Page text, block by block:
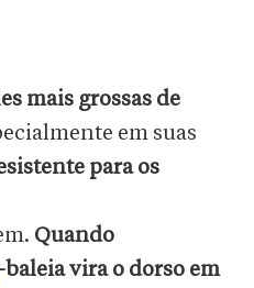
mais grossas de
em suas
para os
Quando
-baleia vira o dorso em